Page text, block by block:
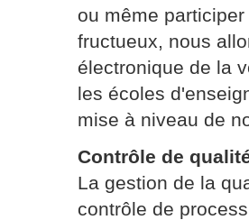
ou même
fructueux, nous
électronique de la
les écoles
mise à niveau de
Contrôle de
La gestion de la
contrôle de